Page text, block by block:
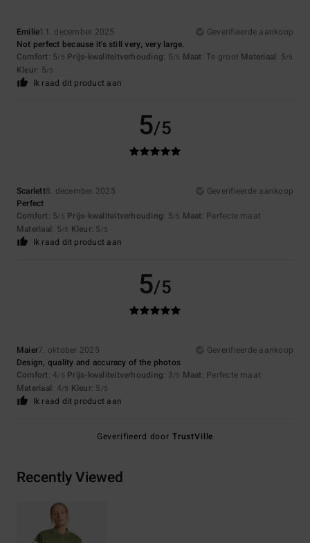
Emilie11. december 2025
Geverifieerde aankoop
Not perfect because it's still very, very large.
Comfort: 5/5 Prijs-kwaliteitverhouding: 5/5 Maat: Te groot Materiaal: 5/5
Kleur: 5/5
Ik raad dit product aan
5/5
Scarlett8. december 2025
Geverifieerde aankoop
Perfect
Comfort: 5/5 Prijs-kwaliteitverhouding: 5/5 Maat: Perfecte maat
Materiaal: 5/5 Kleur: 5 /5
Ik raad dit product aan
5/5
Maier7. oktober 2025
Geverifieerde aankoop
Design, quality and accuracy of the photos
Comfort: 4/5 Prijs-kwaliteitverhouding: 3/5 Maat: Perfecte maat
Materiaal: 4/5 Kleur: 5 /5
Ik raad dit product aan
Geverifieerd door TrustVille
Recently Viewed